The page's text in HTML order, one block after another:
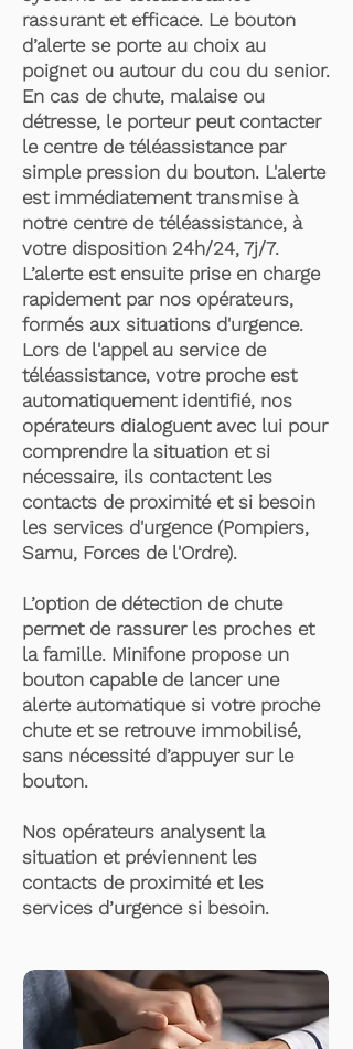
rassurant et efficace. Le bouton
d’alerte se porte au choix au
poignet ou autour du cou du senior.
En cas de chute, malaise ou
détresse, le porteur peut contacter
le centre de téléassistance par
simple pression du bouton. L'alerte
est immédiatement transmise à
notre centre de téléassistance, à
votre disposition 24h/24, 7j/7.
L’alerte est ensuite prise en charge
rapidement par nos opérateurs,
formés aux situations d'urgence.
Lors de l'appel au service de
téléassistance, votre proche est
automatiquement identifié, nos
opérateurs dialoguent avec lui pour
comprendre la situation et si
nécessaire, ils contactent les
contacts de proximité et si besoin
les services d'urgence (Pompiers,
Samu, Forces de l'Ordre).
L’option de détection de chute
permet de rassurer les proches et
la famille. Minifone propose un
bouton capable de lancer une
alerte automatique si votre proche
chute et se retrouve immobilisé,
sans nécessité d’appuyer sur le
bouton.
Nos opérateurs analysent la
situation et préviennent les
contacts de proximité et les
services d’urgence si besoin.